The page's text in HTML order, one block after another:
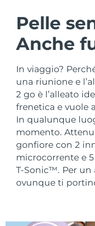
Pelle
Anche
In viaggio?
una riunione e
2 go è l’alleato
frenetica e vuole
In qualunque
momento.
gonfiore con 2
microcorrente e
T-Sonic™. Per un
ovunque ti
Anti-
Idratazione
UFO™
Deep
UFO™
issa™ 4
Hybrid
issa™
TRATTAMENTI
Austria
Bahrein
Belgio
Bermuda
Bosnia ed
Erzegovina
Brunei
Bulgaria